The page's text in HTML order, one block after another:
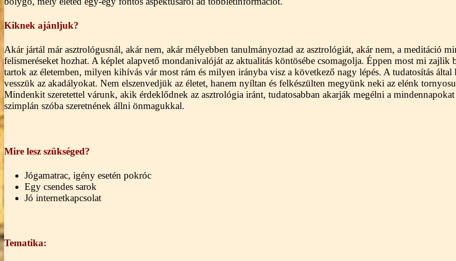
Kiknek ajánljuk?
Akár jártál már asztrológusnál, akár nem, akár mélyebben tanulmányoztad az asztrológiát, akár nem, a meditáció
felismeréseket hozhat. A képlet alapvető mondanivalóját az aktualitás köntösébe csomagolja. Éppen most mi zajlik
tartok az életemben, milyen kihívás vár most rám és milyen irányba visz a következő nagy lépés. A tudatosítás által
vesszük az akadályokat. Nem elszenvedjük az életet, hanem nyíltan és felkészülten megyünk neki az elénk
Mindenkit szeretettel várunk, akik érdeklődnek az asztrológia iránt, tudatosabban akarják megélni a
szimplán szóba szeretnének állni önmagukkal.
Mire lesz szükséged?
Jógamatrac, igény esetén pokróc
Egy csendes sarok
Jó internetkapcsolat
Tematika: